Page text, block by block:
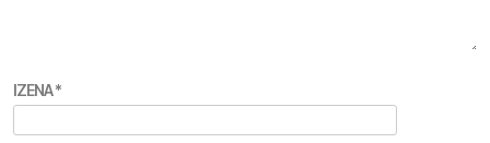
IZENA*